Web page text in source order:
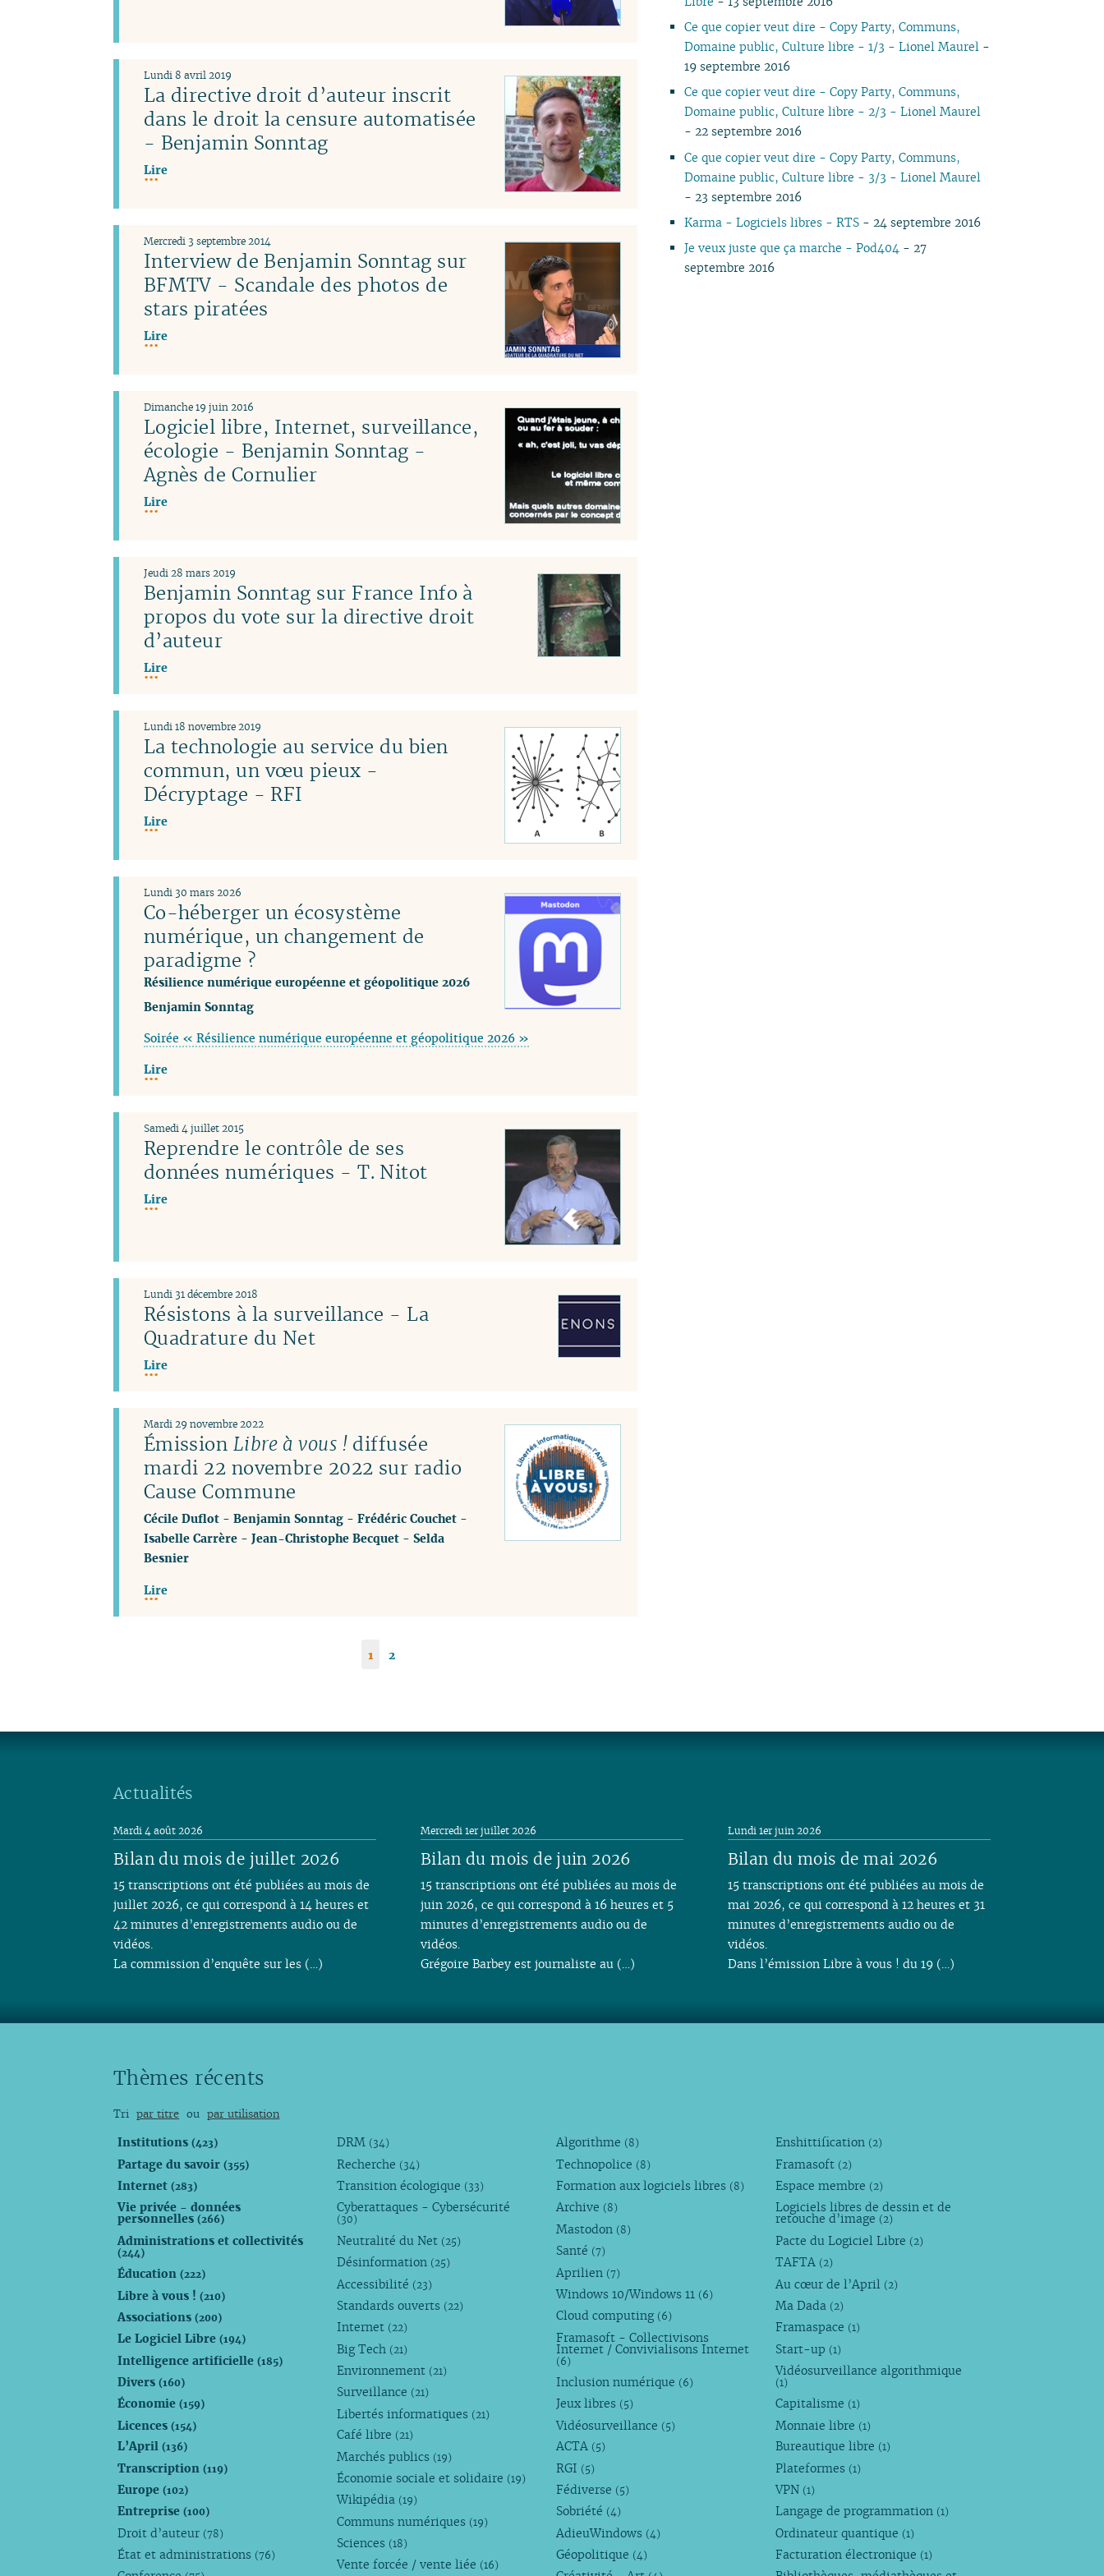
La directive droit d’auteur inscrit
dans le droit la censure automatisée
- Benjamin Sonntag
Lundi 8 avril 2019
Lire
Interview de Benjamin Sonntag sur
BFMTV - Scandale des photos de
stars piratées
Mercredi 3 septembre 2014
Lire
Logiciel libre, Internet, surveillance,
écologie - Benjamin Sonntag -
Agnès de Cornulier
Dimanche 19 juin 2016
Lire
Benjamin Sonntag sur France Info à
propos du vote sur la directive droit
d’auteur
Jeudi 28 mars 2019
Lire
La technologie au service du bien
commun, un vœu pieux -
Décryptage - RFI
Lundi 18 novembre 2019
Lire
Co-héberger un écosystème
numérique, un changement de
paradigme ?
Résilience numérique européenne et géopolitique 2026
Lundi 30 mars 2026
Benjamin Sonntag
Soirée « Résilience numérique européenne et géopolitique 2026 »
Lire
Reprendre le contrôle de ses
données numériques - T. Nitot
Samedi 4 juillet 2015
Lire
Résistons à la surveillance - La
Quadrature du Net
Lundi 31 décembre 2018
Lire
Émission Libre à vous !diffusée
mardi 22 novembre 2022 sur radio
Cause Commune
Mardi 29 novembre 2022
Cécile Duflot- Benjamin Sonntag- Frédéric Couchet-
Isabelle Carrère- Jean-Christophe Becquet- Selda
Besnier
Lire
1 2
02
03
01
02
01
04
01
Ce que copier veut dire - Copy Party, Communs,
Domaine public, Culture libre - 1/3 - Lionel Maurel -
19 septembre 2016
Ce que copier veut dire - Copy Party, Communs,
Domaine public, Culture libre - 2/3 - Lionel Maurel
- 22 septembre 2016
Ce que copier veut dire - Copy Party, Communs,
Domaine public, Culture libre - 3/3 - Lionel Maurel
- 23 septembre 2016
Karma - Logiciels libres - RTS - 24 septembre 2016
Je veux juste que ça marche - Pod404 - 27
septembre 2016
Actualités
Bilan du mois de juillet 2026
Mardi 4 août 2026
15 transcriptions ont été publiées au mois de
juillet 2026, ce qui correspond à 14 heures et
42 minutes d’enregistrements audio ou de
vidéos.
La commission d’enquête sur les (…)
Bilan du mois de juin 2026
Mercredi 1er juillet 2026
15 transcriptions ont été publiées au mois de
juin 2026, ce qui correspond à 16 heures et 5
minutes d’enregistrements audio ou de
vidéos.
Grégoire Barbey est journaliste au (…)
Bilan du mois de mai 2026
Lundi 1er juin 2026
15 transcriptions ont été publiées au mois de
mai 2026, ce qui correspond à 12 heures et 31
minutes d’enregistrements audio ou de
vidéos.
Dans l’émission Libre à vous ! du 19 (…)
Thèmes récents
Tri par titre ou par utilisation
Institutions(423)
Partage du savoir(355)
Internet(283)
Vie privée - données
personnelles(266)
Administrations et collectivités
(244)
Éducation(222)
Libre à vous !(210)
Associations(200)
Le Logiciel Libre(194)
Intelligence artificielle(185)
Divers(160)
Économie(159)
Licences(154)
L’April(136)
Transcription(119)
Europe(102)
Entreprise(100)
Droit d’auteur (78)
État et administrations (76)
DRM (34)
Recherche (34)
Transition écologique (33)
Cyberattaques - Cybersécurité
(30)
Neutralité du Net (25)
Désinformation (25)
Accessibilité (23)
Standards ouverts (22)
Internet (22)
Big Tech (21)
Environnement (21)
Surveillance (21)
Libertés informatiques (21)
Café libre (21)
Marchés publics (19)
Économie sociale et solidaire (19)
Wikipédia (19)
Communs numériques (19)
Sciences (18)
Vente forcée / vente liée (16)
Algorithme (8)
Technopolice (8)
Formation aux logiciels libres (8)
Archive (8)
Mastodon (8)
Santé (7)
Aprilien (7)
Windows 10/Windows 11 (6)
Cloud computing (6)
Framasoft - Collectivisons
Internet / Convivialisons Internet
(6)
Inclusion numérique (6)
Jeux libres (5)
Vidéosurveillance (5)
ACTA (5)
RGI (5)
Fédiverse (5)
Sobriété (4)
AdieuWindows (4)
Géopolitique (4)
Enshittification (2)
Framasoft (2)
Espace membre (2)
Logiciels libres de dessin et de
retouche d’image (2)
Pacte du Logiciel Libre (2)
TAFTA (2)
Au cœur de l’April (2)
Ma Dada (2)
Framaspace (1)
Start-up (1)
Vidéosurveillance algorithmique
(1)
Capitalisme (1)
Monnaie libre (1)
Bureautique libre (1)
Plateformes (1)
VPN (1)
Langage de programmation (1)
Ordinateur quantique (1)
Facturation électronique (1)